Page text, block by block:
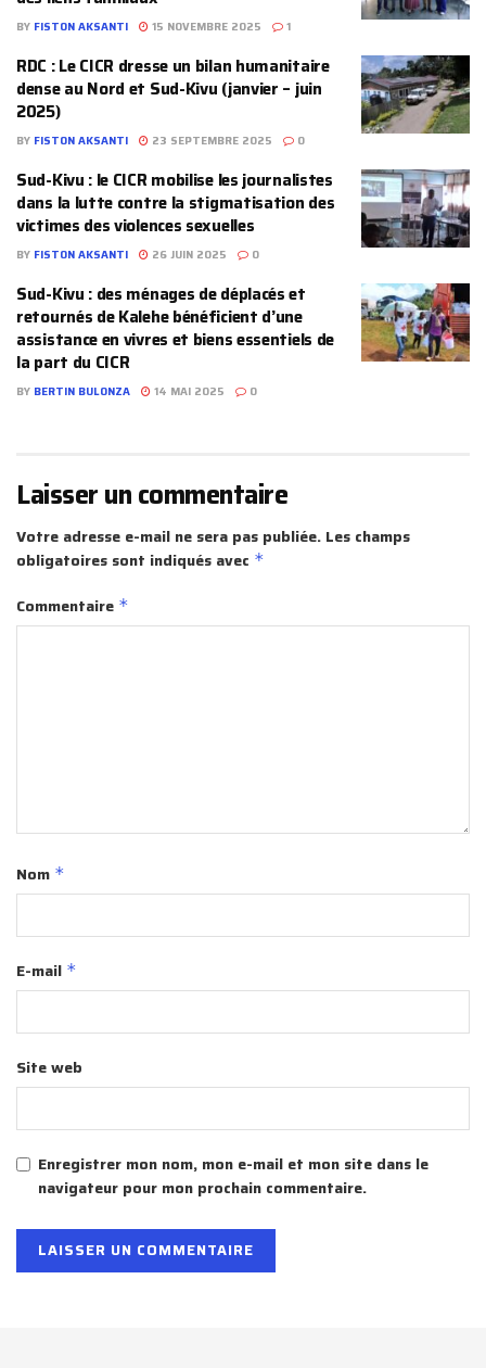
BY FISTON AKSANTI 15 NOVEMBRE 2025 1
‎RDC : Le CICR dresse un bilan humanitaire
dense au Nord et Sud-Kivu (janvier – juin
2025)
BY FISTON AKSANTI 23 SEPTEMBRE 2025 0
Sud-Kivu : le CICR mobilise les journalistes
dans la lutte contre la stigmatisation des
victimes des violences sexuelles
BY FISTON AKSANTI 26 JUIN 2025 0
Sud-Kivu : des ménages de déplacés et
retournés de Kalehe bénéficient d’une
assistance en vivres et biens essentiels de
la part du CICR
BY BERTIN BULONZA 14 MAI 2025 0
Laisser un commentaire
Votre adresse e-mail ne sera pas publiée. Les champs
obligatoires sont indiqués avec *
Commentaire *
Nom *
E-mail *
Site web
Enregistrer mon nom, mon e-mail et mon site dans le
navigateur pour mon prochain commentaire.